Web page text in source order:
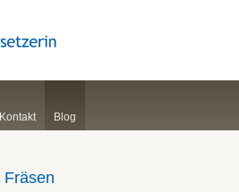
Kontakt Blog
Fräsen